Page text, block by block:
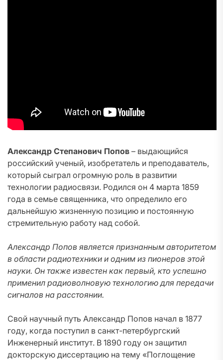
Александр Степанович Попов – выдающийся
российский ученый, изобретатель и преподаватель,
который сыграл огромную роль в развитии
технологии радиосвязи. Родился он 4 марта 1859
года в семье священника, что определило его
дальнейшую жизненную позицию и постоянную
стремительную работу над собой.
Александр Попов является признанным авторитетом
в области радиотехники и одним из пионеров этой
науки. Он также известен как первый, кто успешно
применил радиоволновую технологию для передачи
сигналов на расстоянии.
Свой научный путь Александр Попов начал в 1877
году, когда поступил в санкт-петербургский
Инженерный институт. В 1890 году он защитил
докторскую диссертацию на тему «Поглощение